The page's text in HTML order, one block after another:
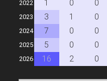
2022 1 0 0
2023 3 1 0
2024 7 0 0
2025 5 0 0
2026 16 2 0